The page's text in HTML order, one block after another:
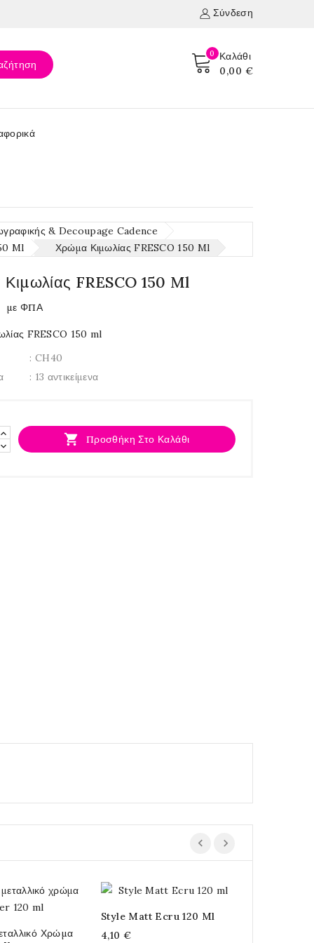
Σύνδεση
0
Καλάθι
0,00 €
& Decoupage Cadence
Ml
Χρώμα Κιμωλίας FRESCO 150 Ml
FRESCO 150 Ml
με ΦΠΑ
FRESCO 150 ml
: CH40
: 13 αντικείμενα
 Προσθήκη Στο Καλάθι
Χρώμα
Style Matt Ecru 120 Ml
4,10 €